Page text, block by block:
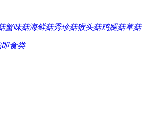
蟹味菇海鲜菇秀珍菇猴头菇鸡腿菇草菇
即食类